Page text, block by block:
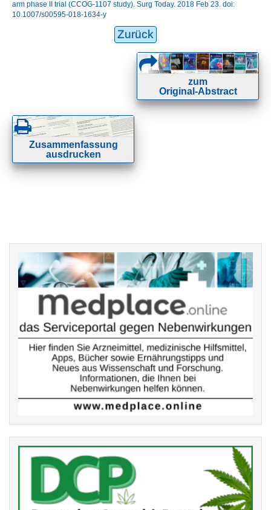
arm phase II trial (CCOG-1107 study). Surg Today. 2018 Feb 23. doi:
10.1007/s00595-018-1634-y
Zurück
zum
Original-Abstract
Zusammenfassung
ausdrucken